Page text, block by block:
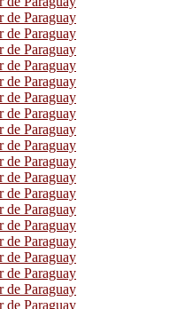
Paraguay
Paraguay
Paraguay
Paraguay
Paraguay
Paraguay
Paraguay
Paraguay
Paraguay
Paraguay
Paraguay
Paraguay
Paraguay
Paraguay
Paraguay
Paraguay
Paraguay
Paraguay
Paraguay